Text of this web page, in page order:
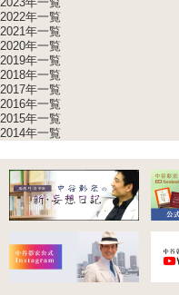
2022年一覧
2021年一覧
2020年一覧
2019年一覧
2018年一覧
2017年一覧
2016年一覧
2015年一覧
2014年一覧